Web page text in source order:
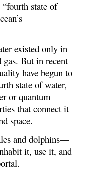
state of
existed only in
gas. But in recent
have begun to
state of water,
or quantum
that connect it
space.
and dolphins—
it, use it, and